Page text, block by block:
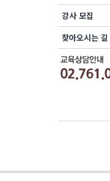
강사 모집
찾아오시는 길